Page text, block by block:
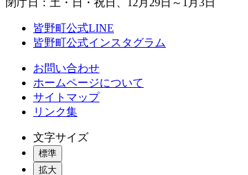
閉庁日：土・日・祝日、12月29日～1月3日
皆野町公式LINE
皆野町公式インスタグラム
お問い合わせ
ホームページについて
サイトマップ
リンク集
文字サイズ
標準
拡大